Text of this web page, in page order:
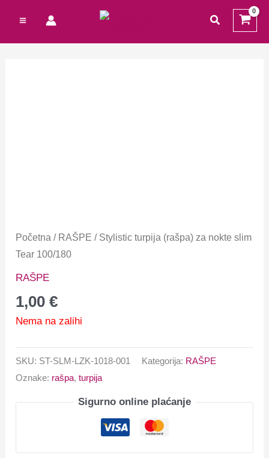
sadržaj
traži
Početna / RAŠPE / Stylistic turpija (rašpa) za nokte slim
Tear 100/180
RAŠPE
1,00€
Nema na zalihi
SKU: ST-SLM-LZK-1018-001 Kategorija: RAŠPE
Oznake: rašpa,turpija
Sigurno online plaćanje